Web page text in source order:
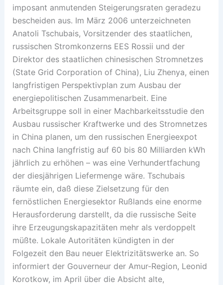
imposant anmutenden Steigerungsraten geradezu
bescheiden aus. Im März 2006 unterzeichneten
Anatoli Tschubais, Vorsitzender des staatlichen,
russischen Stromkonzerns EES Rossii und der
Direktor des staatlichen chinesischen Stromnetzes
(State Grid Corporation of China), Liu Zhenya, einen
langfristigen Perspektivplan zum Ausbau der
energiepolitischen Zusammenarbeit. Eine
Arbeitsgruppe soll in einer Machbarkeitsstudie den
Ausbau russischer Kraftwerke und des Stromnetzes
in China planen, um den russischen Energieexpot
nach China langfristig auf 60 bis 80 Milliarden kWh
jährlich zu erhöhen – was eine Verhundertfachung
der diesjährigen Liefermenge wäre. Tschubais
räumte ein, daß diese Zielsetzung für den
fernöstlichen Energiesektor Rußlands eine enorme
Herausforderung darstellt, da die russische Seite
ihre Erzeugungskapazitäten mehr als verdoppelt
müßte. Lokale Autoritäten kündigten in der
Folgezeit den Bau neuer Elektrizitätswerke an. So
informiert der Gouverneur der Amur-Region, Leonid
Korotkow, im April über die Absicht alte,